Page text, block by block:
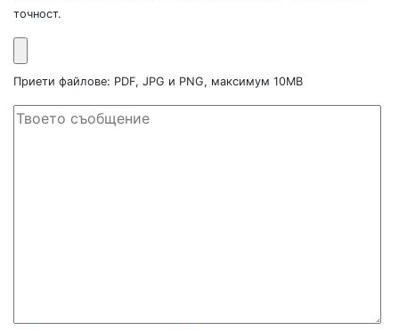
точност.
Приети файлове: PDF, JPG и PNG, максимум 10MB